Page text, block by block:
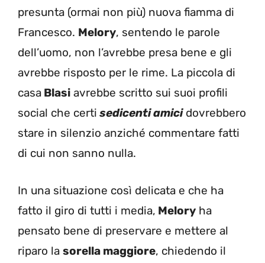
presunta (ormai non più) nuova fiamma di
Francesco. Melory, sentendo le parole
dell’uomo, non l’avrebbe presa bene e gli
avrebbe risposto per le rime. La piccola di
casa Blasi avrebbe scritto sui suoi profili
social che certi sedicenti amici dovrebbero
stare in silenzio anziché commentare fatti
di cui non sanno nulla.
In una situazione così delicata e che ha
fatto il giro di tutti i media, Melory ha
pensato bene di preservare e mettere al
riparo la sorella maggiore, chiedendo il